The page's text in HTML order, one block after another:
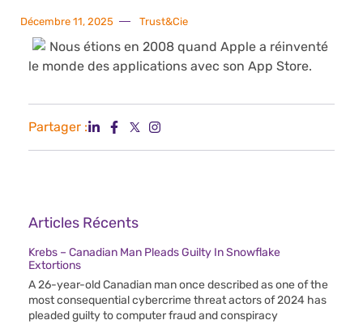
Décembre 11, 2025 Trust&Cie
Nous étions en 2008 quand Apple a réinventé
le monde des applications avec son App Store.
Partager :
Articles Récents
Krebs – Canadian Man Pleads Guilty In Snowflake
Extortions
A 26-year-old Canadian man once described as one of the
most consequential cybercrime threat actors of 2024 has
pleaded guilty to computer fraud and conspiracy